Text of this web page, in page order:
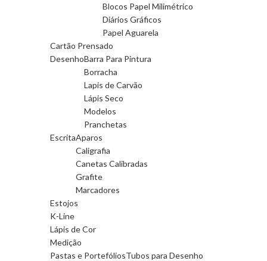
Blocos Papel Milimétrico
Diários Gráficos
Papel Aguarela
Cartão Prensado
DesenhoBarra Para Pintura
Borracha
Lapis de Carvão
Lápis Seco
Modelos
Pranchetas
EscritaAparos
Caligrafia
Canetas Calibradas
Grafite
Marcadores
Estojos
K-Line
Lápis de Cor
Medição
Pastas e PortefóliosTubos para Desenho